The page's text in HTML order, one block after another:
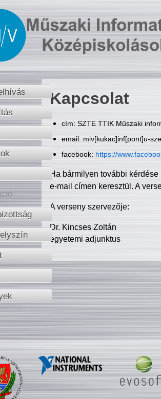
Kapcsolat
cím: SZTE TTIK Műszaki
email: miv[kukac]inf[pont]u-
facebook: https://
Ha bármilyen további
e-mail címen keresztül. A
A verseny szervezője:
Dr. Kincses Zoltán
egyetemi adjunktus